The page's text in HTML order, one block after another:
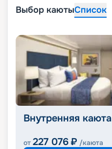
Выбор каютыСписок
Внутренняя каюта
от 227 076 ₽ /каюта